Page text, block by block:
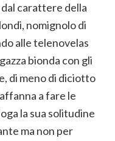
carattere della
nomignolo di
alle telenovelas
bionda con gli
di meno di diciotto
a fare le
la sua solitudine
ma non per